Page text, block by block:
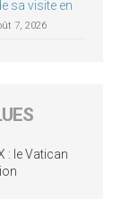
sa visite en
7, 2026
: le Vatican